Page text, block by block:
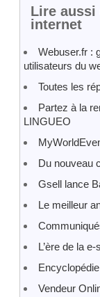
Lire aussi
internet
Webuser.fr :
utilisateurs du
Toutes les
Partez à la
LINGUEO
Du nouveau
Gsell lance
Le meilleur
L’ère de la
Vendeur